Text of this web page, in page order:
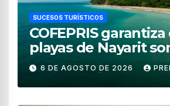
SUCESOS TURÍSTICOS
COFEPRIS
playas de Nayarit
para uso recreativo
6 DE AGOSTO DE 2026